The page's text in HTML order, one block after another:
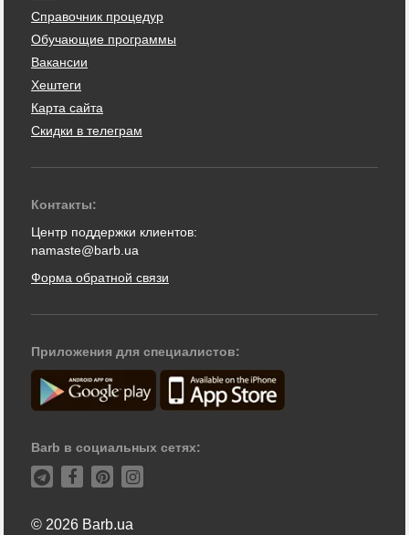
Справочник процедур
Обучающие программы
Вакансии
Хештеги
Карта сайта
Скидки в телеграм
Контакты:
Центр поддержки клиентов:
namaste@barb.ua
Форма обратной связи
Приложения для специалистов:
Barb в социальных сетях:
© 2026 Barb.ua